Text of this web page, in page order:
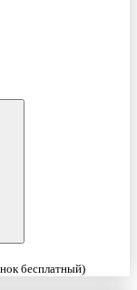
бесплатный)